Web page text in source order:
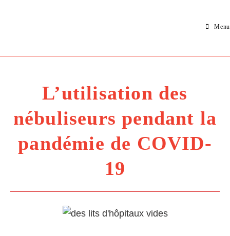
Menu
L’utilisation des
nébuliseurs pendant la
pandémie de COVID-
19